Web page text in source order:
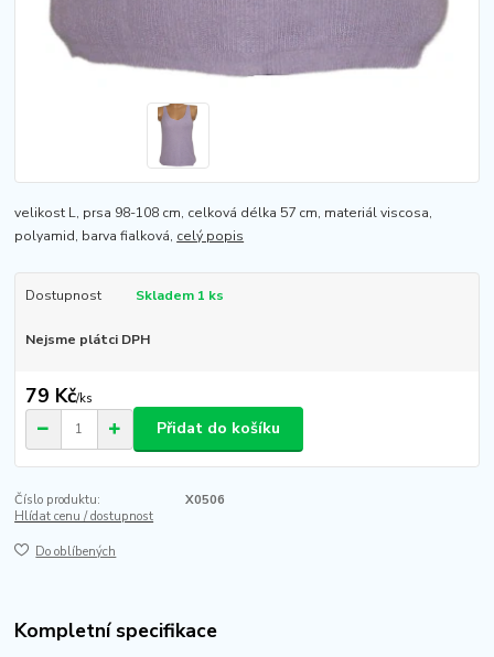
velikost L, prsa 98-108 cm, celková délka 57 cm, materiál viscosa,
polyamid, barva fialková, celý popis
Dostupnost Skladem 1 ks
Nejsme plátci DPH
79 Kč/ks
Přidat do košíku
Číslo produktu:
X0506
Hlídat cenu / dostupnost
Do oblíbených
Kompletní specifikace